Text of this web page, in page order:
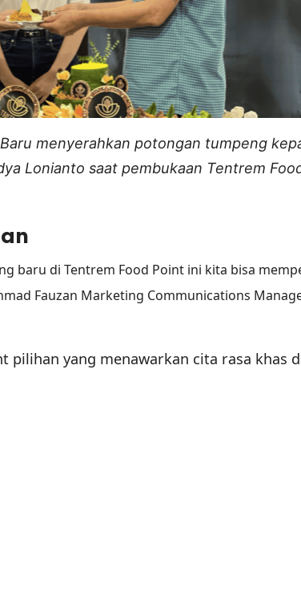
menyerahkan potongan tumpeng
Lonianto saat pembukaan Tentrem
baru di Tentrem Food Point ini kita bisa
Fauzan Marketing Communications
pilihan yang menawarkan cita rasa khas